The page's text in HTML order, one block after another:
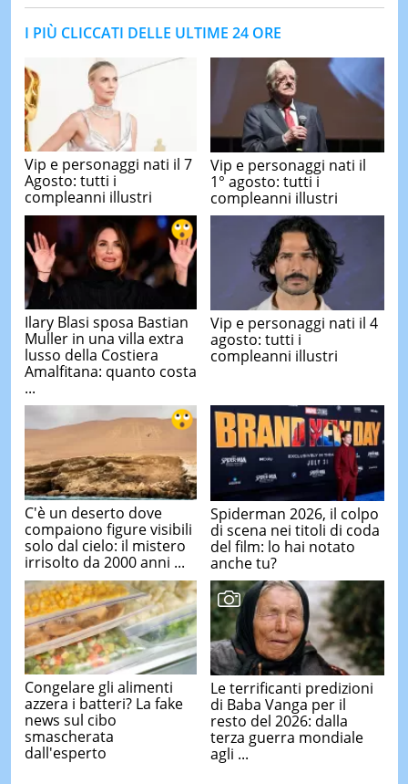
I PIÙ CLICCATI DELLE ULTIME 24 ORE
Vip e personaggi nati il 7
Agosto: tutti i
compleanni illustri
Vip e personaggi nati il
1° agosto: tutti i
compleanni illustri
Ilary Blasi sposa Bastian
Muller in una villa extra
lusso della Costiera
Amalfitana: quanto costa
...
Vip e personaggi nati il 4
agosto: tutti i
compleanni illustri
C'è un deserto dove
compaiono figure visibili
solo dal cielo: il mistero
irrisolto da 2000 anni ...
Spiderman 2026, il colpo
di scena nei titoli di coda
del film: lo hai notato
anche tu?
Congelare gli alimenti
azzera i batteri? La fake
news sul cibo
smascherata
dall'esperto
Le terrificanti predizioni
di Baba Vanga per il
resto del 2026: dalla
terza guerra mondiale
agli ...